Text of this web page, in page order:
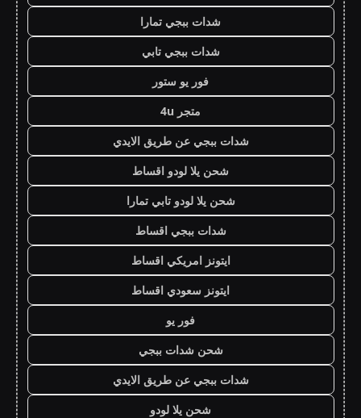
شدات ببجي تمارا
شدات ببجي تابي
فور يو ستور
متجر 4u
شدات ببجي عن طريق الايدي
شحن يلا لودو اقساط
شحن يلا لودو تابي تمارا
شدات ببجي اقساط
ايتونز امريكي اقساط
ايتونز سعودي اقساط
فور يو
شحن شدات ببجي
شدات ببجي عن طريق الايدي
شحن يلا لودو